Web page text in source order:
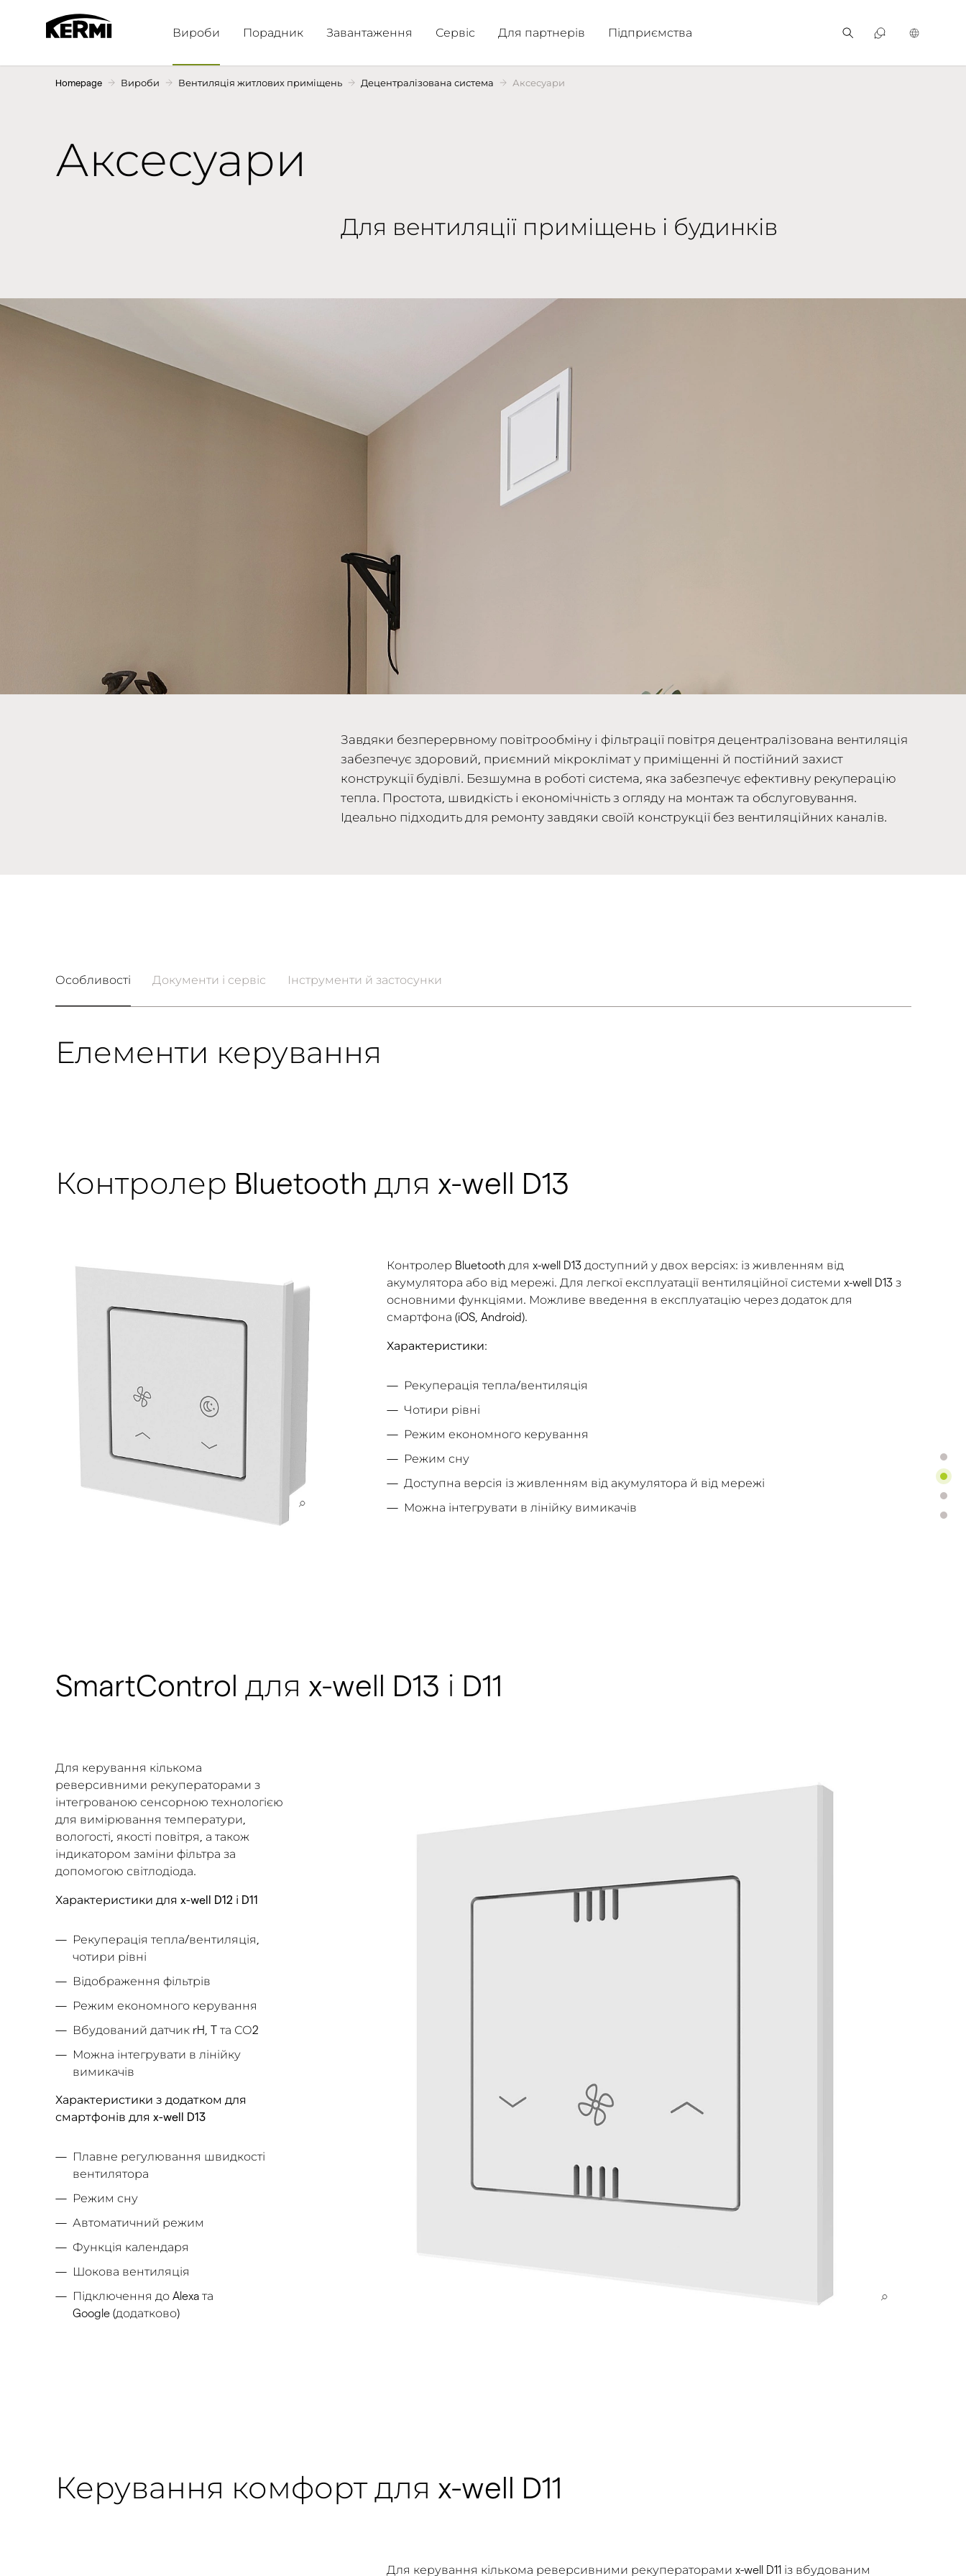
Вироби Порадник Завантаження Сервіс Для партнерів Підприємства
Homepage Вироби Вентиляція житлових приміщень Децентралізована система Аксесуари
Аксесуари
Для вентиляції приміщень і будинків
Завдяки безперервному повітрообміну і фільтрації повітря децентралізована вентиляція
забезпечує здоровий, приємний мікроклімат у приміщенні й постійний захист
конструкції будівлі. Безшумна в роботі система, яка забезпечує ефективну рекуперацію
тепла. Простота, швидкість і економічність з огляду на монтаж та обслуговування.
Ідеально підходить для ремонту завдяки своїй конструкції без вентиляційних каналів.
Особливості Документи і сервіс Інструменти й застосунки
Елементи керування
Контролер Bluetooth для x-well D13
Контролер Bluetooth для x-well D13 доступний у двох версіях: із живленням від
акумулятора або від мережі. Для легкої експлуатації вентиляційної системи x-well D13 з
основними функціями. Можливе введення в експлуатацію через додаток для
смартфона (iOS, Android).
Характеристики:
Рекуперація тепла/вентиляція
Чотири рівні
Режим економного керування
Режим сну
Доступна версія із живленням від акумулятора й від мережі
Можна інтегрувати в лінійку вимикачів
SmartControl для x-well D13 і D11
Для керування кількома
реверсивними рекуператорами з
інтегрованою сенсорною технологією
для вимірювання температури,
вологості, якості повітря, а також
індикатором заміни фільтра за
допомогою світлодіода.
Характеристики для x-well D12 і D11
Рекуперація тепла/вентиляція,
чотири рівні
Відображення фільтрів
Режим економного керування
Вбудований датчик rH, T та СО2
Можна інтегрувати в лінійку
вимикачів
Характеристики з додатком для
смартфонів для x-well D13
Плавне регулювання швидкості
вентилятора
Режим сну
Автоматичний режим
Функція календаря
Шокова вентиляція
Підключення до Alexa та
Google (додатково)​
Керування комфорт для x-well D11
Для керування кількома реверсивними рекуператорами x-well D11 із вбудованим